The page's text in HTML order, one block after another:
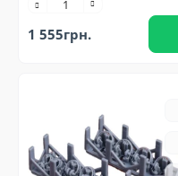
1 555грн.